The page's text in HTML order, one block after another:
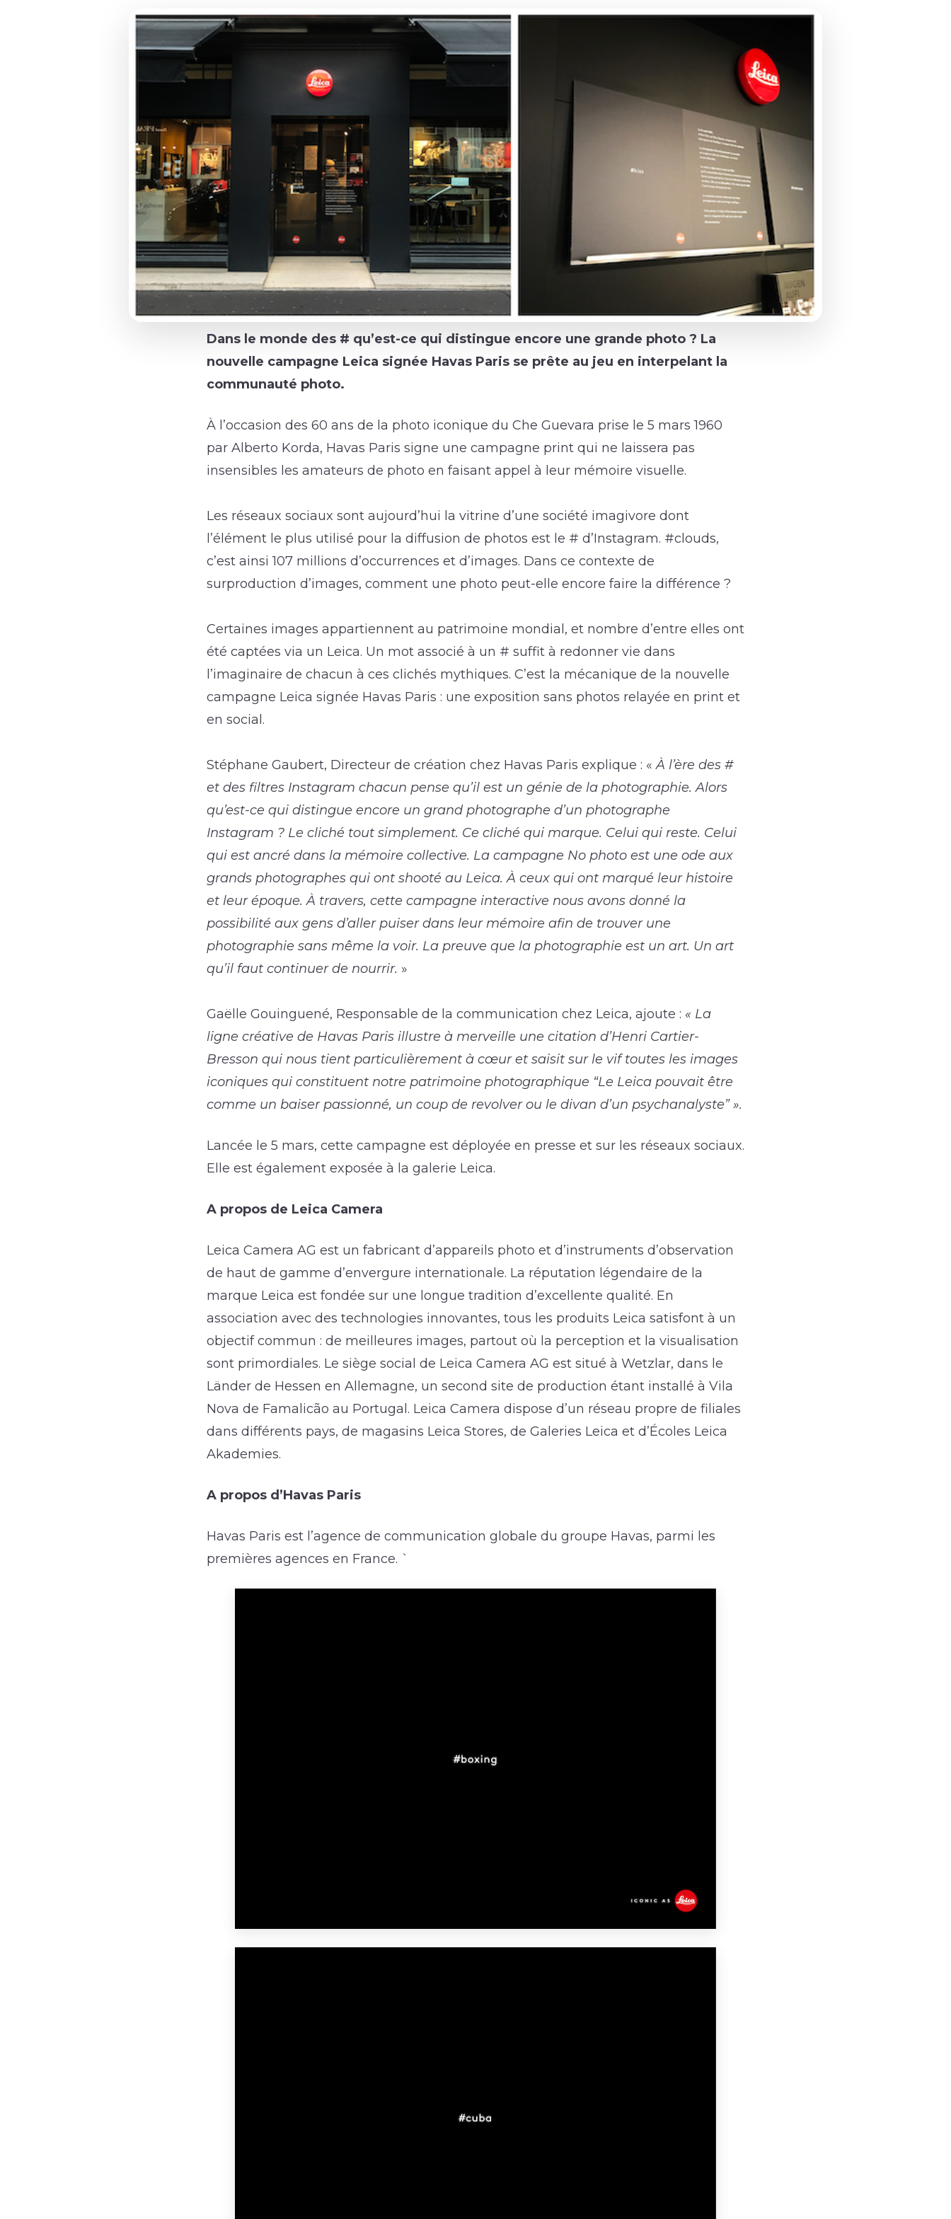
Dans le monde des # qu’est-ce qui distingue encore une grande photo ? La
nouvelle campagne Leica signée Havas Paris se prête au jeu en interpelant la
communauté photo.
À l’occasion des 60 ans de la photo iconique du Che Guevara prise le 5 mars 1960
par Alberto Korda, Havas Paris signe une campagne print qui ne laissera pas
insensibles les amateurs de photo en faisant appel à leur mémoire visuelle.
Les réseaux sociaux sont aujourd’hui la vitrine d’une société imagivore dont
l’élément le plus utilisé pour la diffusion de photos est le # d’Instagram. #clouds,
c’est ainsi 107 millions d’occurrences et d’images. Dans ce contexte de
surproduction d’images, comment une photo peut-elle encore faire la différence ?
Certaines images appartiennent au patrimoine mondial, et nombre d’entre elles ont
été captées via un Leica. Un mot associé à un # suffit à redonner vie dans
l’imaginaire de chacun à ces clichés mythiques. C’est la mécanique de la nouvelle
campagne Leica signée Havas Paris : une exposition sans photos relayée en print et
en social.
Stéphane Gaubert, Directeur de création chez Havas Paris explique : «À l’ère des #
et des filtres Instagram chacun pense qu’il est un génie de la photographie. Alors
qu’est-ce qui distingue encore un grand photographe d’un photographe
Instagram ? Le cliché tout simplement. Ce cliché qui marque. Celui qui reste. Celui
qui est ancré dans la mémoire collective. La campagne No photo est une ode aux
grands photographes qui ont shooté au Leica. À ceux qui ont marqué leur histoire
et leur époque. À travers, cette campagne interactive nous avons donné la
possibilité aux gens d’aller puiser dans leur mémoire afin de trouver une
photographie sans même la voir. La preuve que la photographie est un art. Un art
qu’il faut continuer de nourrir. »
Gaëlle Gouinguené, Responsable de la communication chez Leica, ajoute : « La
ligne créative de Havas Paris illustre à merveille une citation d’Henri Cartier-
Bresson qui nous tient particulièrement à cœur et saisit sur le vif toutes les images
iconiques qui constituent notre patrimoine photographique “Le Leica pouvait être
comme un baiser passionné, un coup de revolver ou le divan d’un psychanalyste” ».
Lancée le 5 mars, cette campagne est déployée en presse et sur les réseaux sociaux.
Elle est également exposée à la galerie Leica.
A propos de Leica Camera
Leica Camera AG est un fabricant d’appareils photo et d’instruments d’observation
de haut de gamme d’envergure internationale. La réputation légendaire de la
marque Leica est fondée sur une longue tradition d’excellente qualité. En
association avec des technologies innovantes, tous les produits Leica satisfont à un
objectif commun : de meilleures images, partout où la perception et la visualisation
sont primordiales. Le siège social de Leica Camera AG est situé à Wetzlar, dans le
Länder de Hessen en Allemagne, un second site de production étant installé à Vila
Nova de Famalicão au Portugal. Leica Camera dispose d’un réseau propre de filiales
dans différents pays, de magasins Leica Stores, de Galeries Leica et d’Écoles Leica
Akademies.
A propos d’Havas Paris
Havas Paris est l’agence de communication globale du groupe Havas, parmi les
premières agences en France. `